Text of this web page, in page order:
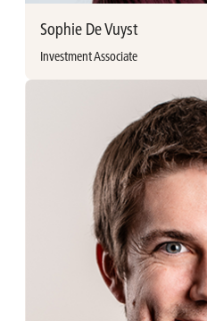
Sophie De Vuyst
Investment Associate
Sophie De Vuyst vervoegde
oktober 2024 als Investment
Master in Business
Universiteit Gent, gevolgd
Finance aan de HEC Paris.
lid van het EMEA Energy,
team bij J.P. Morgan